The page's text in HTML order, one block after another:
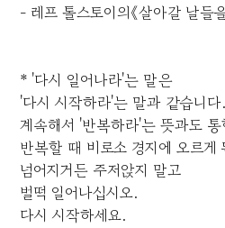
- 레프 톨스토이의《살아갈 날들
* '다시 일어나라'는 말은
'다시 시작하라'는 말과 같습니다.
계속해서 '반복하라'는 뜻과도
반복할 때 비로소 경지에 오르게
넘어지거든 주저앉지 말고
벌떡 일어나십시오.
다시 시작하세요.